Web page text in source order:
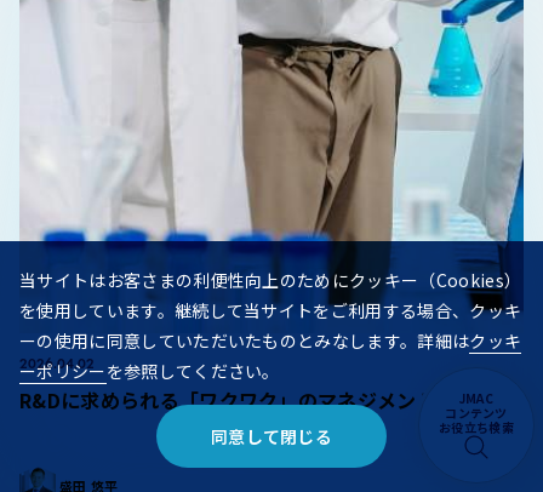
R&Dに求められる「ワクワク」のマネジメント ～ワクワ
2026.04.02
盛田 悠平
JMAC
コンテンツ
お役立ち検索
当サイトはお客さまの利便性向上のためにクッキー（Cookies）
を使用しています。継続して当サイトをご利用する場合、クッキ
ーの使用に同意していただいたものとみなします。詳細はクッキ
ーポリシーを参照してください。
同意して閉じる